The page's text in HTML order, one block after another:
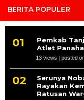
BERITA POPULER
Pemkab
Atlet
13 views | posted
Serunya
Rayakan
Ratusan